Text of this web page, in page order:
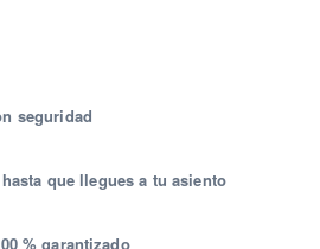
seguridad
que llegues a tu asiento
% garantizado